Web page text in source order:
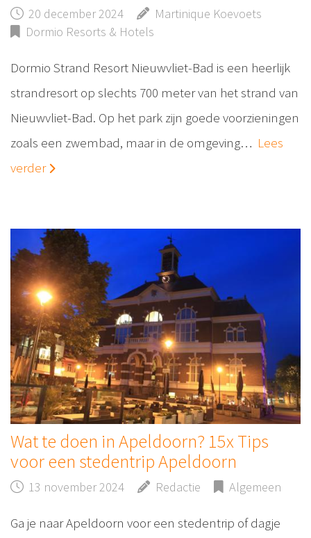
20 december 2024
Martinique Koevoets
Dormio Resorts & Hotels
Dormio Strand Resort Nieuwvliet-Bad is een heerlijk
strandresort op slechts 700 meter van het strand van
Nieuwvliet-Bad. Op het park zijn goede voorzieningen
zoals een zwembad, maar in de omgeving… Lees
verder
Wat te doen in Apeldoorn? 15x Tips
voor een stedentrip Apeldoorn
13 november 2024 Redactie Algemeen
Ga je naar Apeldoorn voor een stedentrip of dagje